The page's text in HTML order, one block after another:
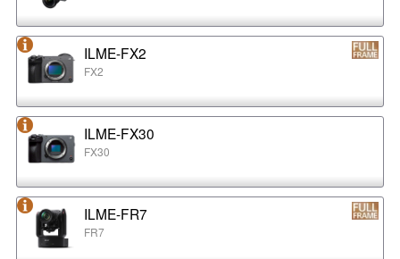
ILME-FX2
FX2
ILME-FX30
FX30
ILME-FR7
FR7